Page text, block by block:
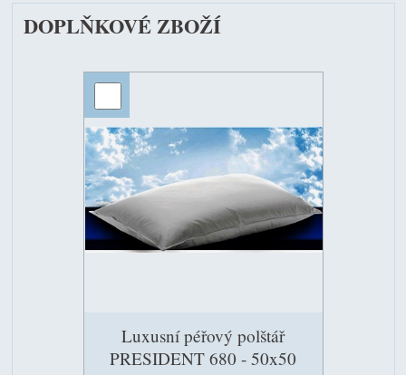
DOPLŇKOVÉ ZBOŽÍ
Luxusní péřový polštář
PRESIDENT 680 - 50x50